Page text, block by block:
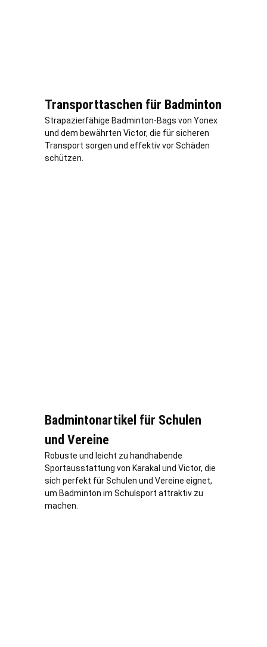
Transporttaschen für Badminton
Strapazierfähige Badminton-Bags von Yonex
und dem bewährten Victor, die für sicheren
Transport sorgen und effektiv vor Schäden
schützen.
Badmintonartikel für Schulen
und Vereine
Robuste und leicht zu handhabende
Sportausstattung von Karakal und Victor, die
sich perfekt für Schulen und Vereine eignet,
um Badminton im Schulsport attraktiv zu
machen.